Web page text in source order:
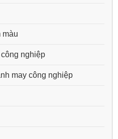
màu
nghiệp
may công nghiệp